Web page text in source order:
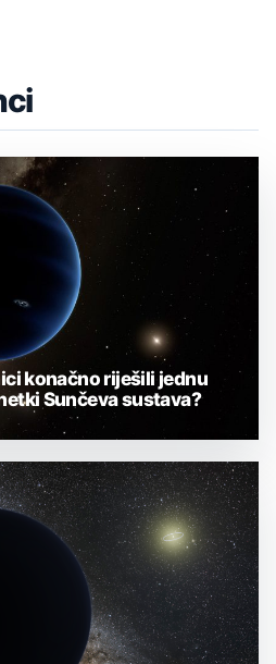
konačno riješili jednu
Sunčeva sustava?